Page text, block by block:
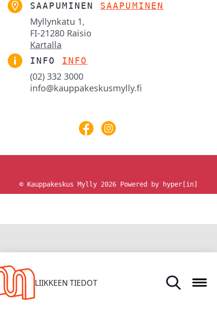
ETUSIVU
TARJOUKSET JA UUTUUDET
LIIKKEEN TIEDOT
SAAPUMINEN SAAPUMINEN
Myllynkatu 1,
FI-21280 Raisio
Kartalla
INFO INFO
(02) 332 3000
info@kauppakeskusmylly.fi
© Kauppakeskus Mylly 2026 Powered by hyper[in]